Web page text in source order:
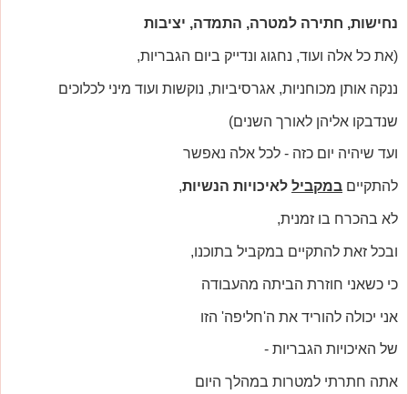
נחישות, חתירה למטרה, התמדה, יציבות
(את כל אלה ועוד, נחגוג ונדייק ביום הגבריות,
ננקה אותן מכוחניות, אגרסיביות, נוקשות ועוד מיני לכלוכים
שנדבקו אליהן לאורך השנים)
ועד שיהיה יום כזה - לכל אלה נאפשר
להתקיים במקביל לאיכויות הנשיות,
לא בהכרח בו זמנית,
ובכל זאת להתקיים במקביל בתוכנו,
כי כשאני חוזרת הביתה מהעבודה
אני יכולה להוריד את ה'חליפה' הזו
של האיכויות הגבריות -
אתה חתרתי למטרות במהלך היום